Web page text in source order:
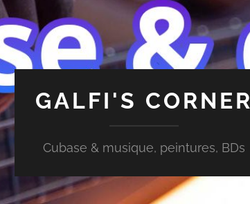
GALFI'S CORNER
Cubase & musique, peintures, BDs